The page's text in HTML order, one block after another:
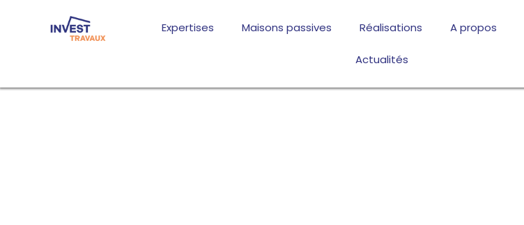
Expertises Maisons passives Réalisations A propos
Actualités